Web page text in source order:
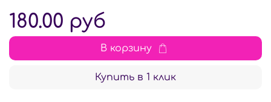
180.00 руб
В корзину
Купить в 1 клик